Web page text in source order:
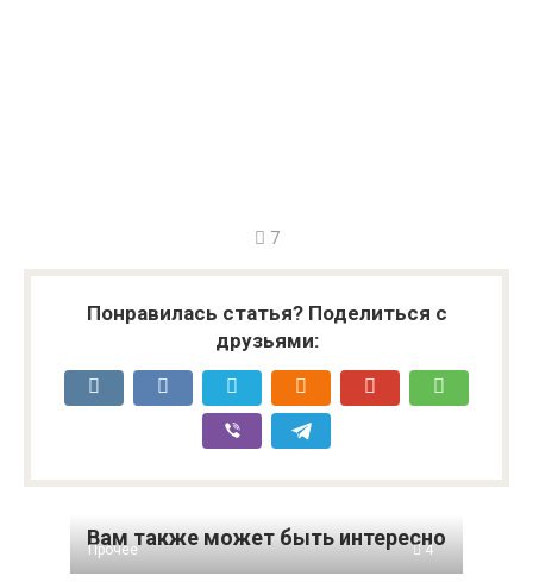
7
Понравилась статья? Поделиться с
друзьями:
Вам также может быть интересно
Прочее 4